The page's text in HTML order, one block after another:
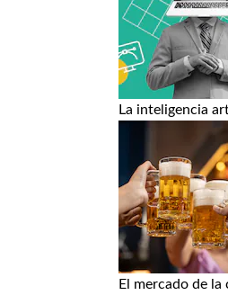
La inteligencia
El mercado de